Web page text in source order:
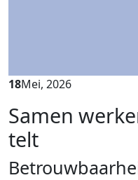
18Mei, 2026
Samen
telt